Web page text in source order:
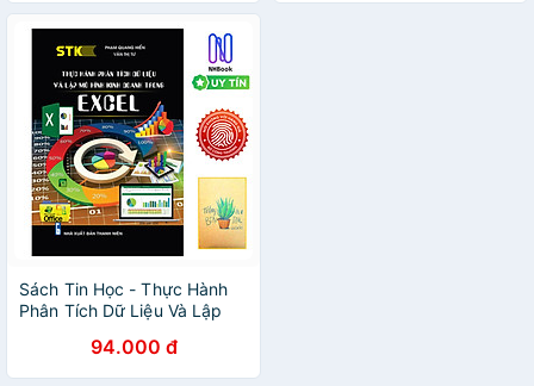
Sách Tin Học - Thực Hành
Phân Tích Dữ Liệu Và Lập
Excel- Bìa mềm- ( Tặng Sổ
Tay Xương Rồng )
94.000 đ